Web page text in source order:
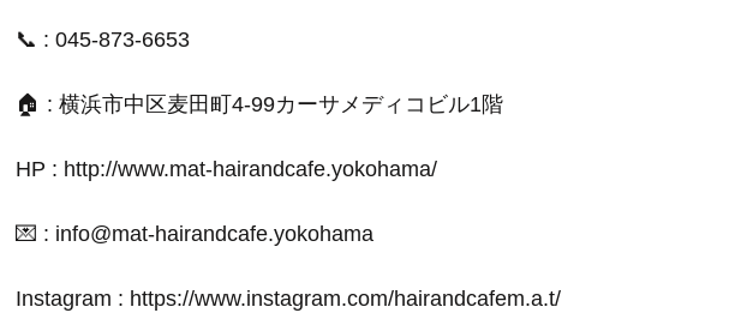
📞 : 045-873-6653
🏠 : 横浜市中区麦田町4-99カーサメディコビル1階
HP : http://www.mat-hairandcafe.yokohama/
💌 : info@mat-hairandcafe.yokohama
Instagram : https://www.instagram.com/hairandcafem.a.t/